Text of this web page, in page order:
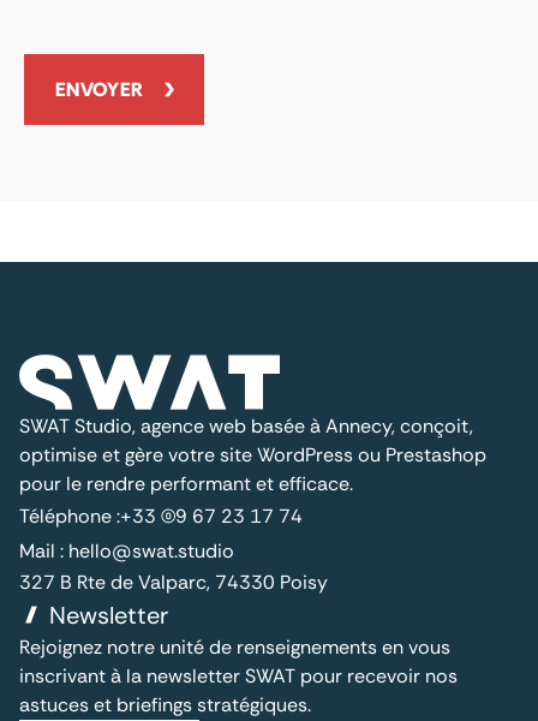
SWAT Studio, agence web basée à Annecy, conçoit,
optimise et gère votre site WordPress ou Prestashop
pour le rendre performant et efficace.
Téléphone :+33 (0)9 67 23 17 74
Mail : hello@swat.studio
327 B Rte de Valparc, 74330 Poisy
Newsletter
Rejoignez notre unité de renseignements en vous
inscrivant à la newsletter SWAT pour recevoir nos
astuces et briefings stratégiques.